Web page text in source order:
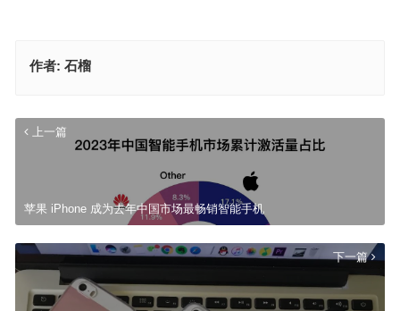
作者: 石榴
上一篇
苹果 iPhone 成为去年中国市场最畅销智能手机
下一篇